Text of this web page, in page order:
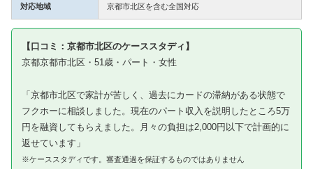
対応地域 京都市北区を含む全国対応
【口コミ：京都市北区のケーススタディ】
京都京都市北区・51歳・パート・女性
「京都市北区で家計が苦しく、過去にカードの滞納がある状態で
フクホーに相談しました。現在のパート収入を説明したところ5万
円を融資してもらえました。月々の負担は2,000円以下で計画的に
返せています」
※ケーススタディです。審査通過を保証するものではありません